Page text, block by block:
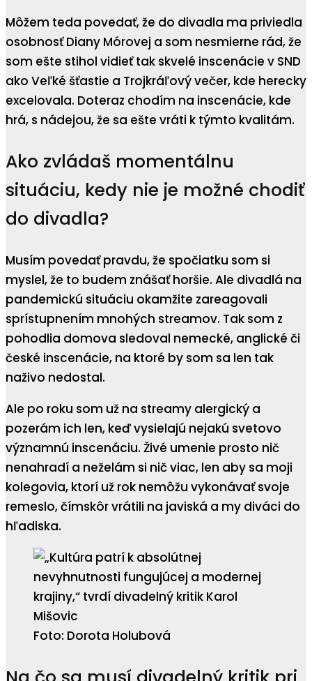
Môžem teda povedať, že do divadla ma priviedla
osobnosť Diany Mórovej a som nesmierne rád, že
som ešte stihol vidieť tak skvelé inscenácie v SND
ako Veľké šťastie a Trojkráľový večer, kde herecky
excelovala. Doteraz chodím na inscenácie, kde
hrá, s nádejou, že sa ešte vráti k týmto kvalitám.
Ako zvládaš momentálnu
situáciu, kedy nie je možné chodiť
do divadla?
Musím povedať pravdu, že spočiatku som si
myslel, že to budem znášať horšie. Ale divadlá na
pandemickú situáciu okamžite zareagovali
sprístupnením mnohých streamov. Tak som z
pohodlia domova sledoval nemecké, anglické či
české inscenácie, na ktoré by som sa len tak
naživo nedostal.
Ale po roku som už na streamy alergický a
pozerám ich len, keď vysielajú nejakú svetovo
významnú inscenáciu. Živé umenie prosto nič
nenahradí a neželám si nič viac, len aby sa moji
kolegovia, ktorí už rok nemôžu vykonávať svoje
remeslo, čímskôr vrátili na javiská a my diváci do
hľadiska.
Foto: Dorota Holubová